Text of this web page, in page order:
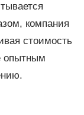
компания
стоимость
опытным